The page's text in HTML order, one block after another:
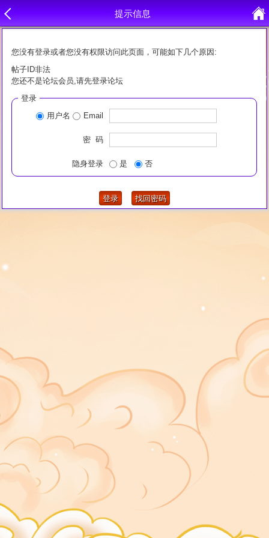
提示信息
您没有登录或者您没有权限访问此页面，可能如下几个原因:
帖子ID非法
您还不是论坛会员,请先登录论坛
登录
用户名
Email
密 码
隐身登录 是 否